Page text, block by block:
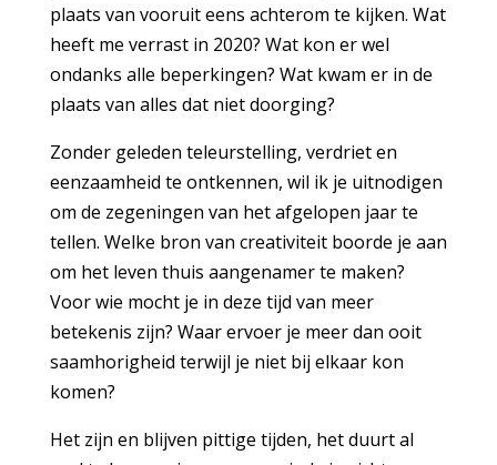
plaats van vooruit eens achterom te kijken. Wat
heeft me verrast in 2020? Wat kon er wel
ondanks alle beperkingen? Wat kwam er in de
plaats van alles dat niet doorging?
Zonder geleden teleurstelling, verdriet en
eenzaamheid te ontkennen, wil ik je uitnodigen
om de zegeningen van het afgelopen jaar te
tellen. Welke bron van creativiteit boorde je aan
om het leven thuis aangenamer te maken?
Voor wie mocht je in deze tijd van meer
betekenis zijn? Waar ervoer je meer dan ooit
saamhorigheid terwijl je niet bij elkaar kon
komen?
Het zijn en blijven pittige tijden, het duurt al